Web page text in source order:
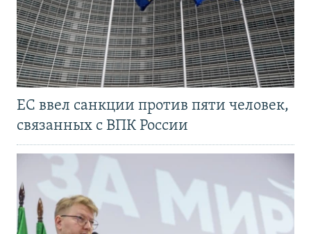
ЕС ввел санкции против пяти человек,
связанных с ВПК России